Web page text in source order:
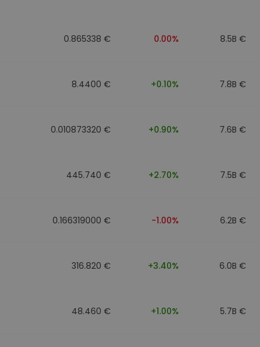
0.865338 € 0.00% 8.5B €
8.4400 € +0.10% 7.8B €
0.010873320 € +0.90% 7.6B €
445.740 € +2.70% 7.5B €
0.166319000 € -1.00% 6.2B €
316.820 € +3.40% 6.0B €
48.460 € +1.00% 5.7B €